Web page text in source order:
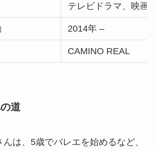
テレビドラマ、映画
2014年 –
CAMINO REAL
道
は、5歳でバレエを始めるなど、